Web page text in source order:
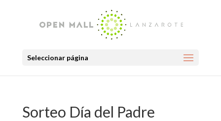
Seleccionar página
Sorteo Día del Padre